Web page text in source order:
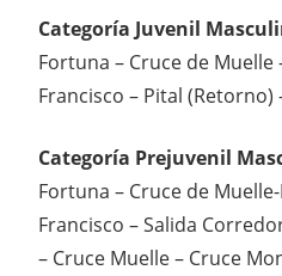
Categoría Juvenil
Fortuna – Cruce de Muelle
Francisco – Pital (Retorno)
Categoría Prejuvenil
Fortuna – Cruce de
Francisco – Salida
– Cruce Muelle – Cruce